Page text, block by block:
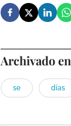
Archivado en
se días